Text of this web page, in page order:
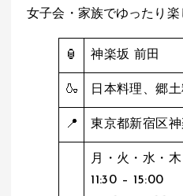
女子会・家族でゆったり楽
🏮 神楽坂 前田
🍶 日本料理、郷
📍 東京都新宿区
月・火・水・
11:30 – 15:00